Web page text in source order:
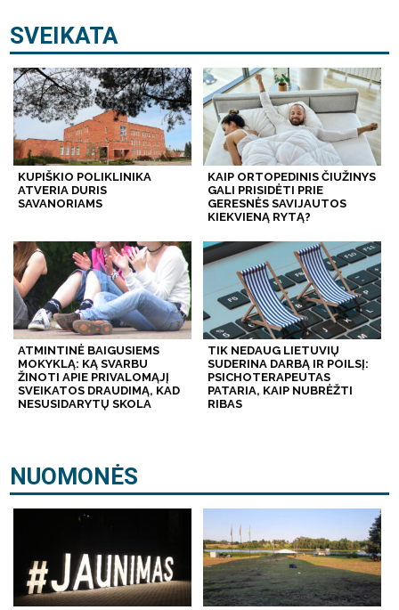
SVEIKATA
KUPIŠKIO POLIKLINIKA
ATVERIA DURIS
SAVANORIAMS
KAIP ORTOPEDINIS ČIUŽINYS
GALI PRISIDĖTI PRIE
GERESNĖS SAVIJAUTOS
KIEKVIENĄ RYTĄ?
ATMINTINĖ BAIGUSIEMS
MOKYKLĄ: KĄ SVARBU
ŽINOTI APIE PRIVALOMĄJĮ
SVEIKATOS DRAUDIMĄ, KAD
NESUSIDARYTŲ SKOLA
TIK NEDAUG LIETUVIŲ
SUDERINA DARBĄ IR POILSĮ:
PSICHOTERAPEUTAS
PATARIA, KAIP NUBRĖŽTI
RIBAS
NUOMONĖS